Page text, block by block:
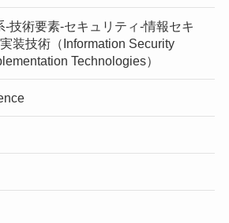
-技術要素-セキュリティ-情報セキ
装技術（Information Security
Technologies）